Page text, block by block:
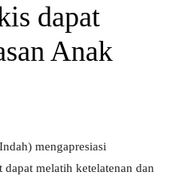
dapat
Anak
mengapresiasi
melatih ketelatenan dan